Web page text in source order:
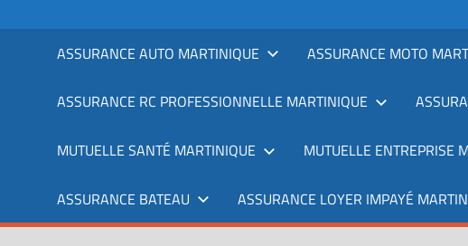
ASSURANCE AUTO MARTINIQUE ASSURANCE MOTO
ASSURANCE RC PROFESSIONNELLE MARTINIQUE
MUTUELLE SANTÉ MARTINIQUE MUTUELLE ENTREPRISE
ASSURANCE BATEAU ASSURANCE LOYER IMPAYÉ